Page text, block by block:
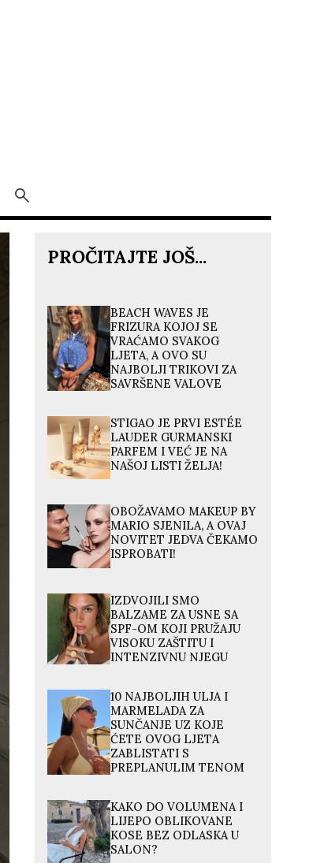
PROČITAJTE JOŠ...
BEACH WAVES JE
FRIZURA KOJOJ SE
VRAĆAMO SVAKOG
LJETA, A OVO SU
NAJBOLJI TRIKOVI ZA
SAVRŠENE VALOVE
STIGAO JE PRVI ESTÉE
LAUDER GURMANSKI
PARFEM I VEĆ JE NA
NAŠOJ LISTI ŽELJA!
OBOŽAVAMO MAKEUP BY
MARIO SJENILA, A OVAJ
NOVITET JEDVA ČEKAMO
ISPROBATI!
IZDVOJILI SMO
BALZAME ZA USNE SA
SPF-OM KOJI PRUŽAJU
VISOKU ZAŠTITU I
INTENZIVNU NJEGU
10 NAJBOLJIH ULJA I
MARMELADA ZA
SUNČANJE UZ KOJE
ĆETE OVOG LJETA
ZABLISTATI S
PREPLANULIM TENOM
KAKO DO VOLUMENA I
LIJEPO OBLIKOVANE
KOSE BEZ ODLASKA U
SALON?